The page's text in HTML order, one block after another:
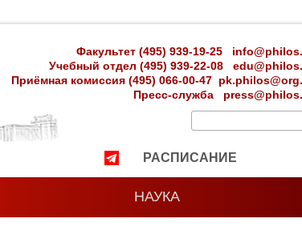
Факультет (495) 939-19-25
Учебный отдел (495) 939-22-08 edu
Приёмная комиссия (495) 066-00-47
Пресс-служба
РАСПИСАНИЕ
НАУКА